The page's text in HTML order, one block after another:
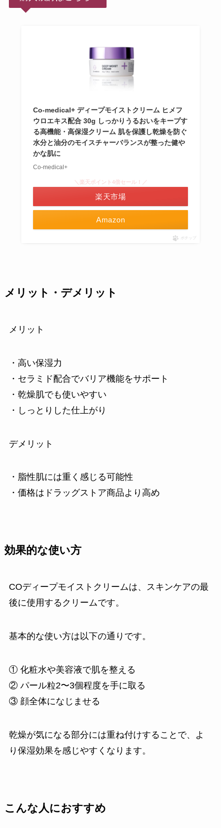
Co-medical+ ディープモイストクリーム ヒメフ
ウロエキス配合 30g しっかりうるおいをキープす
る高機能・高保湿クリーム 肌を保護し乾燥を防ぐ
水分と油分のモイスチャーバランスが整った健や
かな肌に
Co-medical+
Amazon
＼楽天ポイント4倍セール！／
楽天市場
ポチップ
メリット・デメリット
メリット
・高い保湿力
・セラミド配合でバリア機能をサポート
・乾燥肌でも使いやすい
・しっとりした仕上がり
デメリット
・脂性肌には重く感じる可能性
・価格はドラッグストア商品より高め
効果的な使い方
COディープモイストクリームは、スキンケアの最
後に使用するクリームです。
基本的な使い方は以下の通りです。
① 化粧水や美容液で肌を整える
② パール粒2〜3個程度を手に取る
③ 顔全体になじませる
乾燥が気になる部分には重ね付けすることで、よ
り保湿効果を感じやすくなります。
こんな人におすすめ